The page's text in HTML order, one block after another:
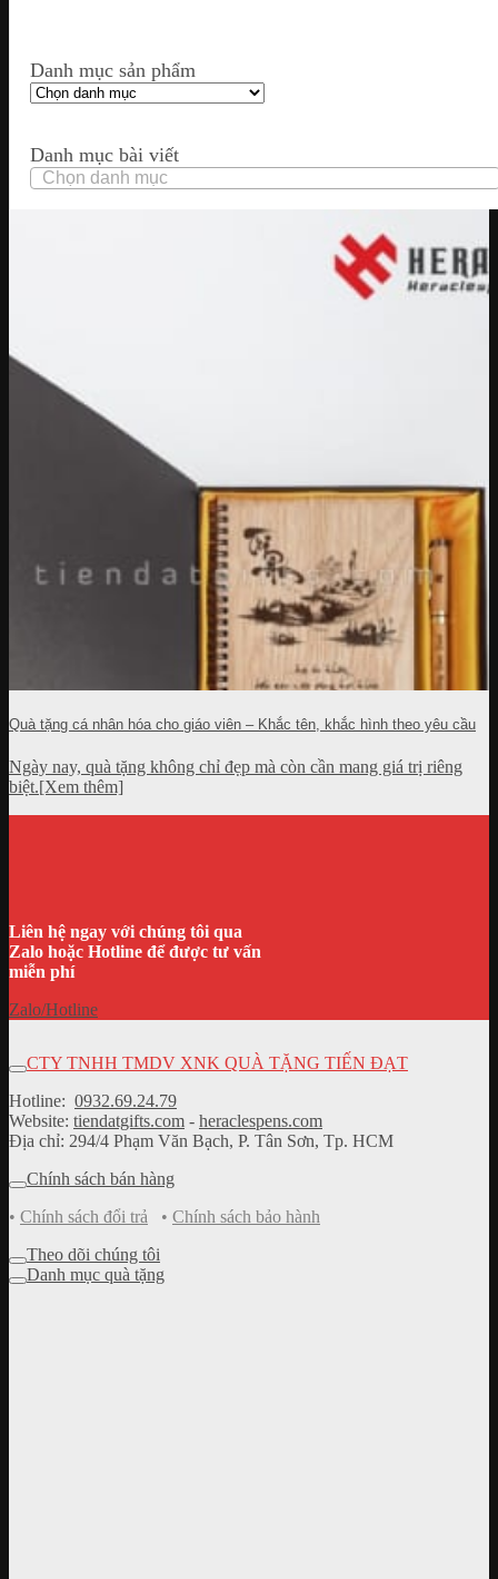
Danh mục sản phẩm
Danh mục bài viết
Danh
mục
Quà tặng cá nhân hóa cho giáo viên – Khắc tên, khắc hình theo yêu cầu
Ngày nay, quà tặng không chỉ đẹp mà còn cần mang giá trị riêng
biệt.[Xem thêm]
Liên hệ ngay với chúng tôi qua
Zalo hoặc Hotline để được tư vấn
miễn phí
Zalo/Hotline
CTY TNHH TMDV XNK QUÀ TẶNG TIẾN ĐẠT
Hotline: 0932.69.24.79
Website: tiendatgifts.com - heraclespens.com
Địa chỉ: 294/4 Phạm Văn Bạch, P. Tân Sơn, Tp. HCM
Chính sách bán hàng
• Chính sách đổi trả • Chính sách bảo hành
Theo dõi chúng tôi
Danh mục quà tặng